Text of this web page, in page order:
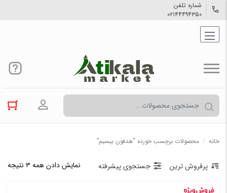
شماره تلفن
۰۲۱۴۴۴۹۴۳۵۰
ورود به
خانه / محصولات برچسب خورده “هدفون بیسیم”
نمایش دادن همه ۳ نتیجه پرفروش ترین جستجوی پیشرفته